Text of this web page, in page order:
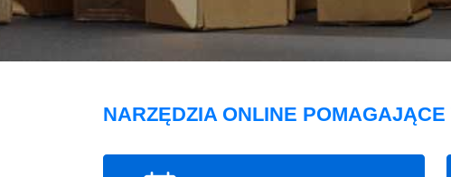
NARZĘDZIA ONLINE